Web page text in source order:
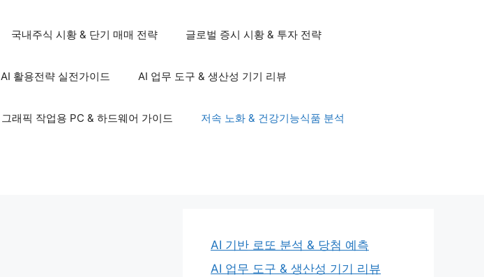
국내주식 시황 & 단기 매매 전략 글로벌 증시 시황 & 투자 전략
AI 활용전략 실전가이드 AI 업무 도구 & 생산성 기기 리뷰
그래픽 작업용 PC & 하드웨어 가이드 저속 노화 & 건강기능식품 분석
AI 기반 로또 분석 & 당첨 예측
AI 업무 도구 & 생산성 기기 리뷰